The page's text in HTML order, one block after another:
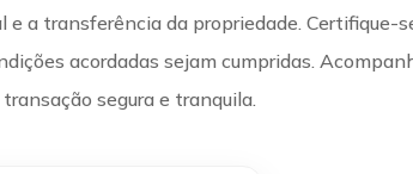
a transferência da propriedade. Certifique-
acordadas sejam cumpridas.
segura e tranquila.